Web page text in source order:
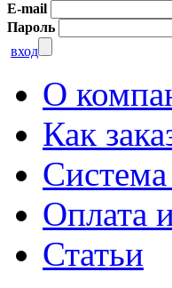
E-mail
Пароль
вход
О
Как
Оплата
Статьи